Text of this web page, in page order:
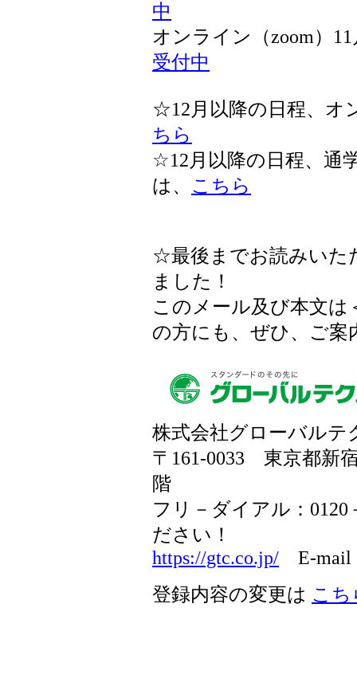
中
オンライン（zoom）
受付中
☆12月以降の日程、オ
ちら
☆12月以降の日程、通
は、 こちら
☆最後までお読みいた
ました！
このメール及び本文は
の方にも、ぜひ、ご案
株式会社グローバル
〒161-0033 東京都新
階
フリ－ダイアル：
ださい！
https://gtc.co.jp/ E-mail
登録内容の変更は こち